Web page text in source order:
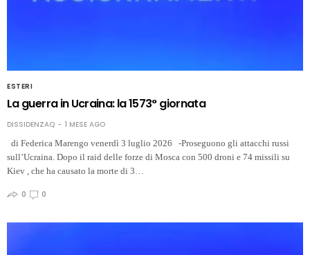
ESTERI
La guerra in Ucraina: la 1573° giornata
DISSIDENZAQ
1 MESE AGO
di Federica Marengo venerdì 3 luglio 2026 -Proseguono gli attacchi russi
sull’Ucraina. Dopo il raid delle forze di Mosca con 500 droni e 74 missili su
Kiev , che ha causato la morte di 3…
0 0